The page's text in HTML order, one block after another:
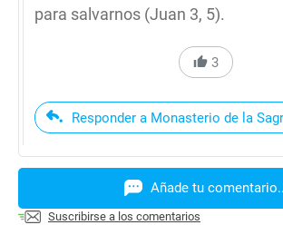
para salvarnos (Juan 3, 5).
3
Responder a Monasterio de la
Añade tu
Suscribirse a los comentarios